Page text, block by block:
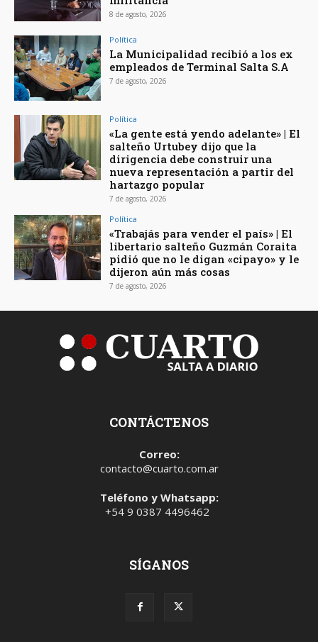
8 de agosto, 2026
Política
La Municipalidad recibió a los ex
empleados de Terminal Salta S.A
7 de agosto, 2026
Política
«La gente está yendo adelante» | El
salteño Urtubey dijo que la
dirigencia debe construir una
nueva representación a partir del
hartazgo popular
7 de agosto, 2026
Política
«Trabajás para vender el país» | El
libertario salteño Guzmán Coraita
pidió que no le digan «cipayo» y le
dijeron aún más cosas
7 de agosto, 2026
CONTÁCTENOS
Correo:
contacto@cuarto.com.ar
Teléfono y Whatsapp:
+54 9 0387 4496462
SÍGANOS